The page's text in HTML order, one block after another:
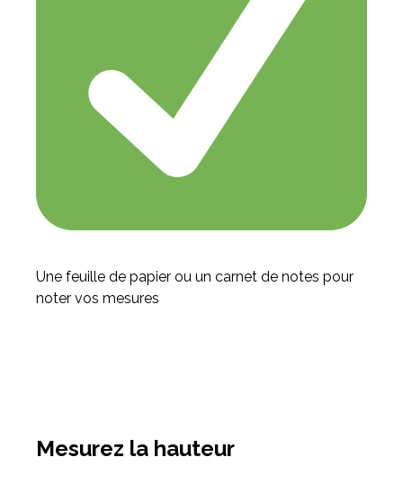
Une feuille de papier ou un carnet de notes pour
noter vos mesures
Mesurez la hauteur